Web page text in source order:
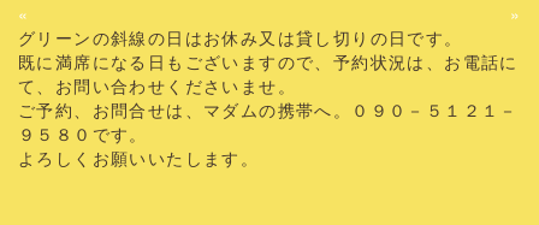
«
»
グリーンの斜線の日はお休み又は貸し切りの日です。
既に満席になる日もございますので、予約状況は、お電話に
て、お問い合わせくださいませ。
ご予約、お問合せは、マダムの携帯へ。０９０－５１２１－
９５８０です。
よろしくお願いいたします。